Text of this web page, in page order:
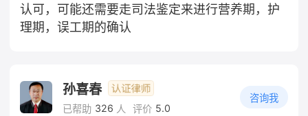
认可，可能还需要走司法鉴定来进行营养期，护
理期，误工期的确认
孙喜春
已帮助 326 人 评价 5.0
咨询我